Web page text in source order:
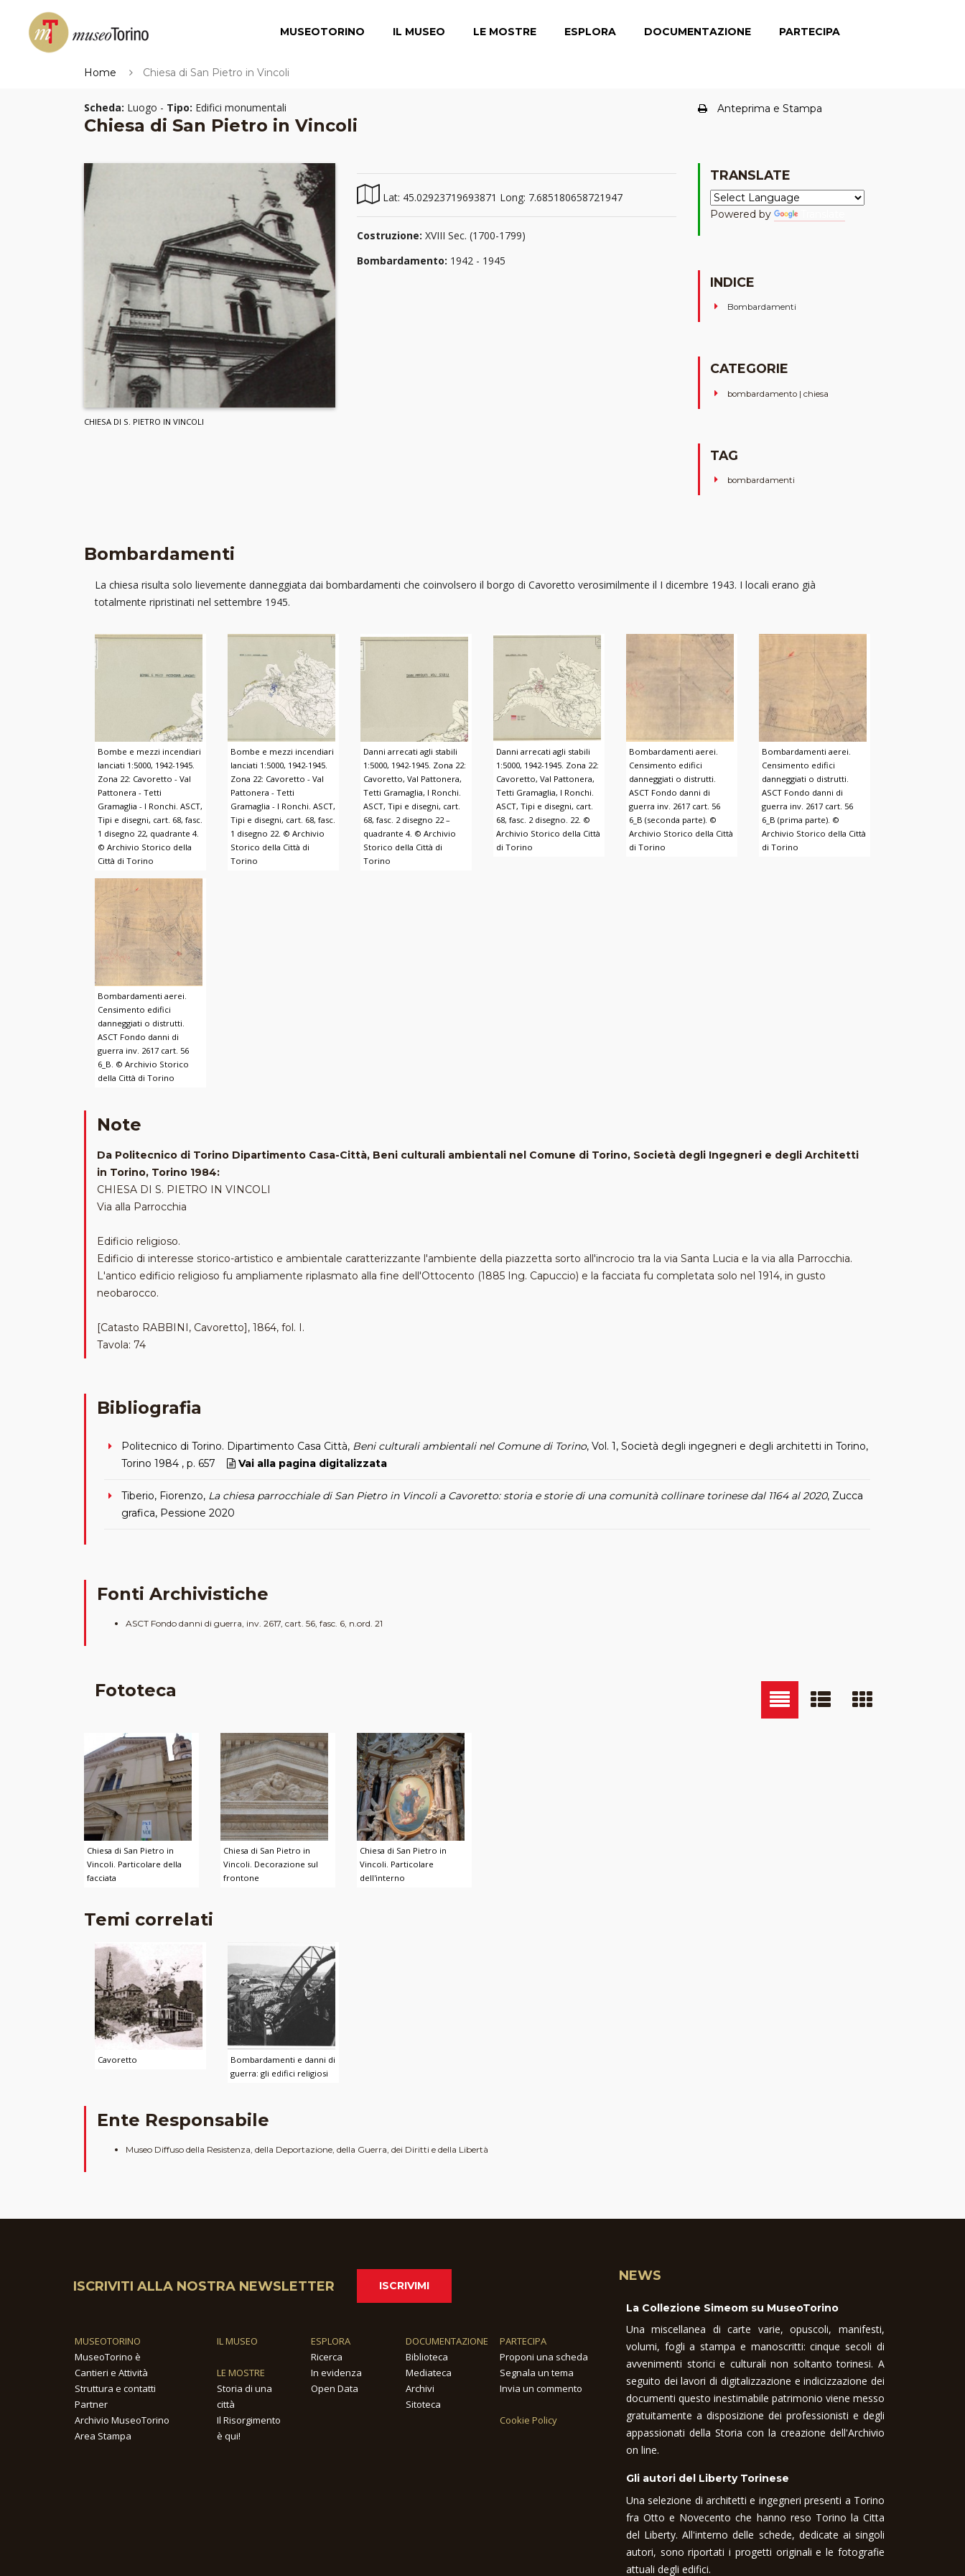
MUSEOTORINO IL MUSEO LE MOSTRE ESPLORA DOCUMENTAZIONE PARTECIPA
Home Chiesa di San Pietro in Vincoli
Scheda: Luogo - Tipo: Edifici monumentali
Chiesa di San Pietro in Vincoli
Anteprima e Stampa
CHIESA DI S. PIETRO IN VINCOLI
Lat: 45.02923719693871 Long: 7.685180658721947
Costruzione: XVIII Sec. (1700-1799)
Bombardamento: 1942 - 1945
TRANSLATE
Powered by
INDICE
Bombardamenti
CATEGORIE
bombardamento | chiesa
TAG
bombardamenti
Bombardamenti
La chiesa risulta solo lievemente danneggiata dai bombardamenti che coinvolsero il borgo di Cavoretto verosimilmente il I dicembre 1943. I locali erano già
totalmente ripristinati nel settembre 1945.
Bombe e mezzi incendiari
lanciati 1:5000, 1942-1945.
Zona 22: Cavoretto - Val
Pattonera - Tetti
Gramaglia - I Ronchi. ASCT,
Tipi e disegni, cart. 68, fasc.
1 disegno 22, quadrante 4.
© Archivio Storico della
Città di Torino
Bombe e mezzi incendiari
lanciati 1:5000, 1942-1945.
Zona 22: Cavoretto - Val
Pattonera - Tetti
Gramaglia - I Ronchi. ASCT,
Tipi e disegni, cart. 68, fasc.
1 disegno 22. © Archivio
Storico della Città di
Torino
Danni arrecati agli stabili
1:5000, 1942-1945. Zona 22:
Cavoretto, Val Pattonera,
Tetti Gramaglia, I Ronchi.
ASCT, Tipi e disegni, cart.
68, fasc. 2 disegno 22 –
quadrante 4. © Archivio
Storico della Città di
Torino
Danni arrecati agli stabili
1:5000, 1942-1945. Zona 22:
Cavoretto, Val Pattonera,
Tetti Gramaglia, I Ronchi.
ASCT, Tipi e disegni, cart.
68, fasc. 2 disegno. 22. ©
Archivio Storico della Città
di Torino
Bombardamenti aerei.
Censimento edifici
danneggiati o distrutti.
ASCT Fondo danni di
guerra inv. 2617 cart. 56
6_B (seconda parte). ©
Archivio Storico della Città
di Torino
Bombardamenti aerei.
Censimento edifici
danneggiati o distrutti.
ASCT Fondo danni di
guerra inv. 2617 cart. 56
6_B (prima parte). ©
Archivio Storico della Città
di Torino
Bombardamenti aerei.
Censimento edifici
danneggiati o distrutti.
ASCT Fondo danni di
guerra inv. 2617 cart. 56
6_B. © Archivio Storico
della Città di Torino
Note
Da Politecnico di Torino Dipartimento Casa-Città, Beni culturali ambientali nel Comune di Torino, Società degli Ingegneri e degli Architetti
in Torino, Torino 1984:
CHIESA DI S. PIETRO IN VINCOLI
Via alla Parrocchia
Edificio religioso.
Edificio di interesse storico-artistico e ambientale caratterizzante l'ambiente della piazzetta sorto all'incrocio tra la via Santa Lucia e la via alla Parrocchia.
L'antico edificio religioso fu ampliamente riplasmato alla fine dell'Ottocento (1885 Ing. Capuccio) e la facciata fu completata solo nel 1914, in gusto
neobarocco.
[Catasto RABBINI, Cavoretto], 1864, fol. I.
Tavola: 74
Bibliografia
Politecnico di Torino. Dipartimento Casa Città, Beni culturali ambientali nel Comune di Torino, Vol. 1, Società degli ingegneri e degli architetti in Torino,
Torino 1984 , p. 657
Vai alla pagina digitalizzata
Tiberio, Fiorenzo, La chiesa parrocchiale di San Pietro in Vincoli a Cavoretto: storia e storie di una comunità collinare torinese dal 1164 al 2020, Zucca
grafica, Pessione 2020
Fonti Archivistiche
ASCT Fondo danni di guerra, inv. 2617, cart. 56, fasc. 6, n.ord. 21
Fototeca
Chiesa di San Pietro in
Vincoli. Particolare della
facciata
Chiesa di San Pietro in
Vincoli. Decorazione sul
frontone
Chiesa di San Pietro in
Vincoli. Particolare
dell'interno
Temi correlati
Cavoretto
Bombardamenti e danni di
guerra: gli edifici religiosi
Ente Responsabile
Museo Diffuso della Resistenza, della Deportazione, della Guerra, dei Diritti e della Libertà
ISCRIVITI ALLA NOSTRA NEWSLETTER ISCRIVIMI
MUSEOTORINO
MuseoTorino è
Cantieri e Attività
Struttura e contatti
Partner
Archivio MuseoTorino
Area Stampa
IL MUSEO
LE MOSTRE
Storia di una
città
Il Risorgimento
è qui!
ESPLORA
Ricerca
In evidenza
Open Data
DOCUMENTAZIONE
Biblioteca
Mediateca
Archivi
Sitoteca
PARTECIPA
Proponi una scheda
Segnala un tema
Invia un commento
Cookie Policy
NEWS
La Collezione Simeom su MuseoTorino
Una miscellanea di carte varie, opuscoli, manifesti,
volumi, fogli a stampa e manoscritti: cinque secoli di
avvenimenti storici e culturali non soltanto torinesi. A
seguito dei lavori di digitalizzazione e indicizzazione dei
documenti questo inestimabile patrimonio viene messo
gratuitamente a disposizione dei professionisti e degli
appassionati della Storia con la creazione dell'Archivio
on line.
Gli autori del Liberty Torinese
Una selezione di architetti e ingegneri presenti a Torino
fra Otto e Novecento che hanno reso Torino la Citta
del Liberty. All'interno delle schede, dedicate ai singoli
autori, sono riportati i progetti originali e le fotografie
attuali degli edifici.